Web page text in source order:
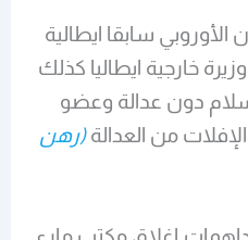
الأوروبي سابقا ايطالية
خارجية ايطاليا كذلك
دون عدالة وعضو
من العدالة(رهن